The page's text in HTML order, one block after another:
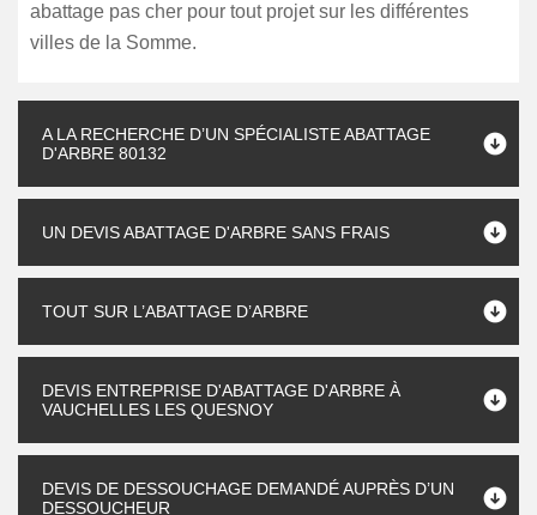
abattage pas cher pour tout projet sur les différentes
villes de la Somme.
A LA RECHERCHE D’UN SPÉCIALISTE ABATTAGE
D'ARBRE 80132
UN DEVIS ABATTAGE D'ARBRE SANS FRAIS
TOUT SUR L’ABATTAGE D’ARBRE
DEVIS ENTREPRISE D'ABATTAGE D'ARBRE À
VAUCHELLES LES QUESNOY
DEVIS DE DESSOUCHAGE DEMANDÉ AUPRÈS D’UN
DESSOUCHEUR